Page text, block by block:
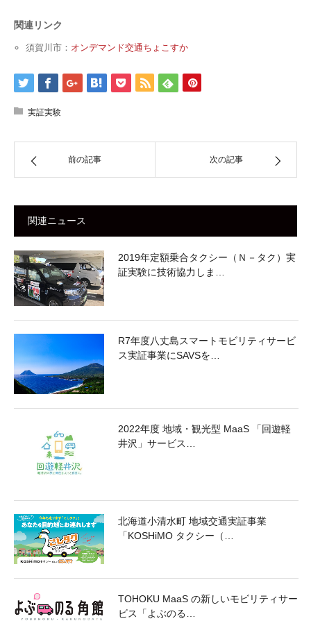
関連リンク
須賀川市： オンデマンド交通ちょこすか
実証実験
前の記事 次の記事
関連ニュース
2019年定額乗合タクシー（Ｎ－タク）実
証実験に技術協力しま…
R7年度八丈島スマートモビリティサービ
ス実証事業にSAVSを…
2022年度 地域・観光型 MaaS 「回遊軽
井沢」サービス…
北海道小清水町 地域交通実証事業
「KOSHiMO タクシー（…
TOHOKU MaaS の新しいモビリティサー
ビス「よぶのる…